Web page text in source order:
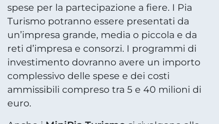
spese per la partecipazione a fiere. I Pia
Turismo potranno essere presentati da
un’impresa grande, media o piccola e da
reti d’impresa e consorzi. I programmi di
investimento dovranno avere un importo
complessivo delle spese e dei costi
ammissibili compreso tra 5 e 40 milioni di
euro.